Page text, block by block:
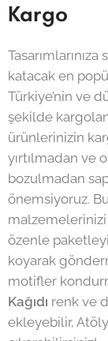
Kargo
katacak en
Türkiye’nin ve
şekilde
ürünlerinizin
yırtılmadan ve
bozulmadan
önemsiyoruz.
malzemelerinizi
özenle
koyarak
motifler
Kağıdı renk ve
ekleyebilir,